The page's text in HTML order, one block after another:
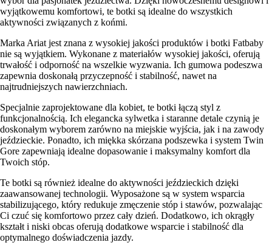
wyjątkowemu komfortowi, te botki są idealne do wszystkich
aktywności związanych z końmi.
Marka Ariat jest znana z wysokiej jakości produktów i botki Fatbaby
nie są wyjątkiem. Wykonane z materiałów wysokiej jakości, oferują
trwałość i odporność na wszelkie wyzwania. Ich gumowa podeszwa
zapewnia doskonałą przyczepność i stabilność, nawet na
najtrudniejszych nawierzchniach.
Specjalnie zaprojektowane dla kobiet, te botki łączą styl z
funkcjonalnością. Ich elegancka sylwetka i staranne detale czynią je
doskonałym wyborem zarówno na miejskie wyjścia, jak i na zawody
jeździeckie. Ponadto, ich miękka skórzana podszewka i system Twin
Gore zapewniają idealne dopasowanie i maksymalny komfort dla
Twoich stóp.
Te botki są również idealne do aktywności jeździeckich dzięki
zaawansowanej technologii. Wyposażone są w system wsparcia
stabilizującego, który redukuje zmęczenie stóp i stawów, pozwalając
Ci czuć się komfortowo przez cały dzień. Dodatkowo, ich okrągły
kształt i niski obcas oferują dodatkowe wsparcie i stabilność dla
optymalnego doświadczenia jazdy.